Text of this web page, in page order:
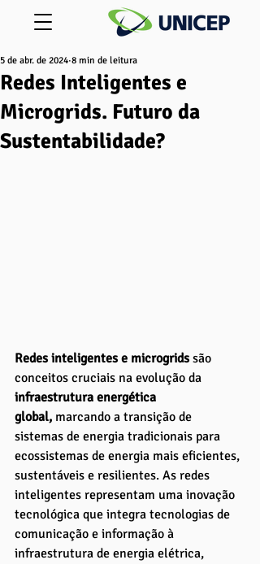
Redes Inteligentes e
Microgrids. Futuro da
Sustentabilidade?
5 de abr. de 2024 8 min de leitura
Redes inteligentes e microgrids são
conceitos cruciais na evolução da
infraestrutura energética
global, marcando a transição de
sistemas de energia tradicionais para
ecossistemas de energia mais eficientes,
sustentáveis e resilientes. As redes
inteligentes representam uma inovação
tecnológica que integra tecnologias de
comunicação e informação à
infraestrutura de energia elétrica,